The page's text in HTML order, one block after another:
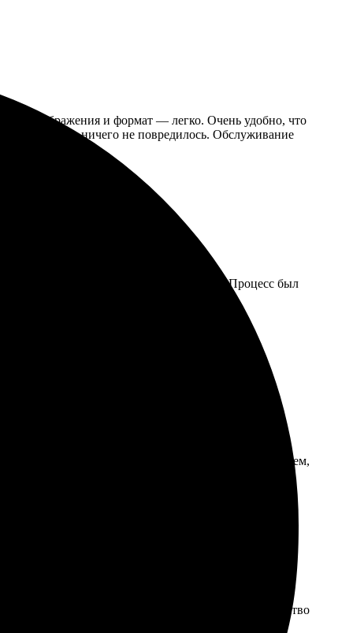
изображения и формат — легко. Очень удобно, что
хорошая, ничего не повредилось. Обслуживание
цвета, с этим справились отлично! Процесс был
еще раз.
размер и оформила заказ. Получила
порадовал, а качество на высоте. Рекомендую всем,
пару дней получила красивое изображение. Качество